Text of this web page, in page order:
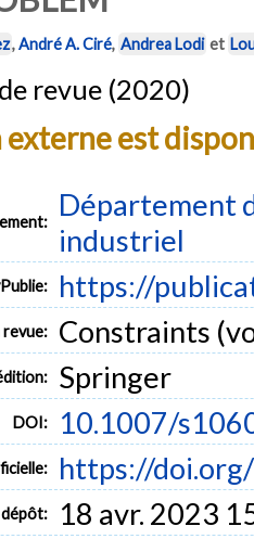
,André A. Ciré, Andrea Lodi et
revue (2020)
externe est
Département
industriel
https://
revue: Constraints
Springer
DOI: 10.1007/
https://
18 avr. 2023